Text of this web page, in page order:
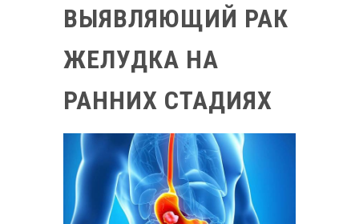
ВЫЯВЛЯЮЩИЙ РАК
ЖЕЛУДКА НА
РАННИХ СТАДИЯХ